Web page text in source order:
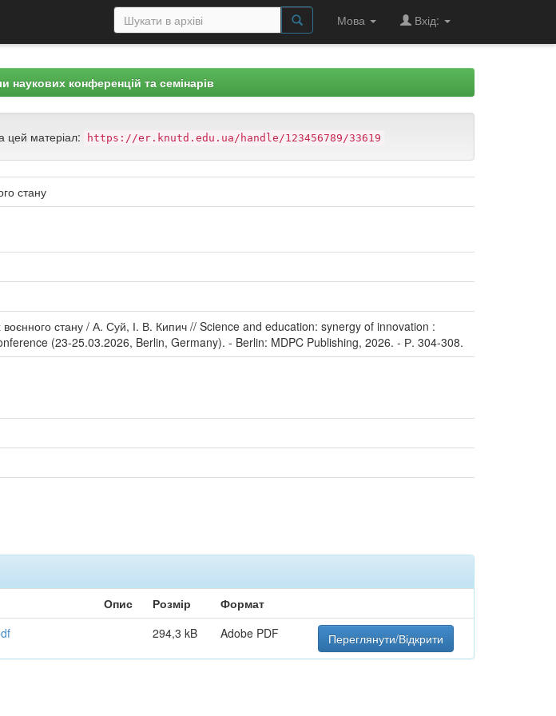
Мова Вхід:
наукових конференцій та семінарів
цей матеріал: https://er.knutd.edu.ua/handle/123456789/33619
стану
воєнного стану / А. Суй, І. В. Кипич // Science and education: synergy of innovation :
(23-25.03.2026, Berlin, Germany). - Berlin: MDPC Publishing, 2026. - Р. 304-308.
Опис Розмір
Формат
294,3 kB Adobe PDF Переглянути/Відкрити